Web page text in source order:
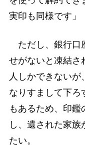
実印も同様です」
ただし、銀行口
せがないと凍結さ
人しかできない
なりすまして下ろ
もあるため、印
し、遺された家族
たい。